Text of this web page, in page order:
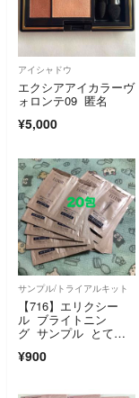
アイシャドウ
エクシアアイカラーヴ
ォロンテ09 匿名
¥5,000
サンプル/トライアルキット
【716】エリクシー
ル ブライトニン
グ サンプル とても
¥900